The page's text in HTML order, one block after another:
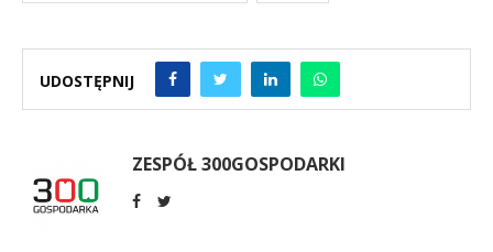
UDOSTĘPNIJ
ZESPÓŁ 300GOSPODARKI